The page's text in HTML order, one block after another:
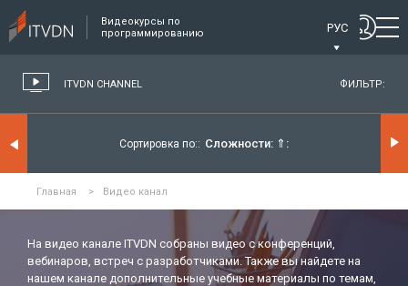
Видеокурсы по
программированию
РУС
ITVDN CHANNEL ФИЛЬТР:
Сортировка по: Сложности: ⇑
Главная > Видео канал
На видео канале ITVDN собраны видео с конференций,
вебинаров, встреч с разработчиками. Также вы найдете на
нашем канале дополнительные учебные материалы по темам,